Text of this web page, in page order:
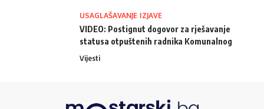
USAGLAŠAVANJE IZJAVE
VIDEO: Postignut dogovor za rješavanje
statusa otpuštenih radnika Komunalnog
Vijesti